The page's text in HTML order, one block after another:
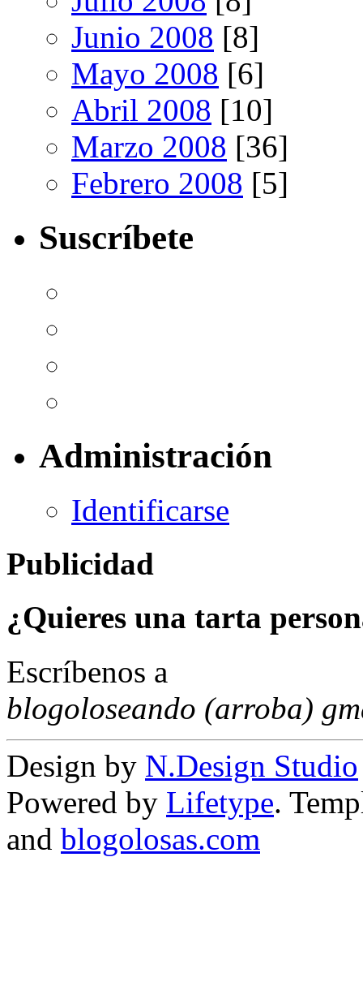
Junio 2008 [8]
Mayo 2008 [6]
Abril 2008 [10]
Marzo 2008 [36]
Febrero 2008 [5]
Suscríbete
Administración
Identificarse
Publicidad
¿Quieres una tarta
Escríbenos a
blogoloseando (arroba)
Design by N.Design Studio
Powered by Lifetype.
and blogolosas.com